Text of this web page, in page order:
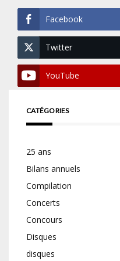
Facebook
Twitter
YouTube
CATÉGORIES
25 ans
Bilans annuels
Compilation
Concerts
Concours
Disques
disques